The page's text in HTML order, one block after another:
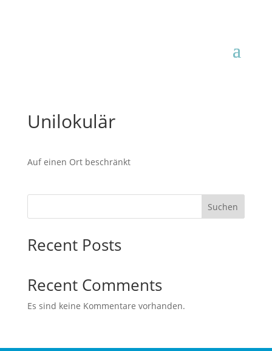
Unilokulär
Auf einen Ort beschränkt
Suchen
Recent Posts
Recent Comments
Es sind keine Kommentare vorhanden.